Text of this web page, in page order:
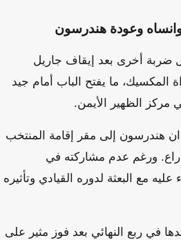
وعودة هندرسون
ضربة أخرى بعد إيقاف جاريل
المكسيك، ما يفتح الباب أمام جيد
الظهير الأيمن.
هندرسون إلى مقر إقامة المنتخب
ورغم عدم مشاركته في
عليه مع البعثة لدوره القيادي وتأثيره
في ربع النهائي بعد فوز مثير على